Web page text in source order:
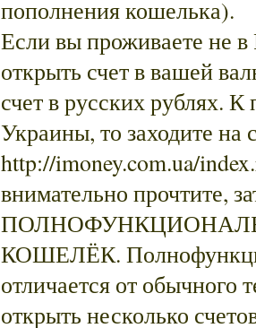
пополнения кошелька).
Если вы проживаете не
открыть счет в вашей
счет в русских рублях.
Украины, то заходите на
http://imoney.com.ua/
внимательно прочтите,
КОШЕЛЁК.
отличается от обычного
открыть несколько